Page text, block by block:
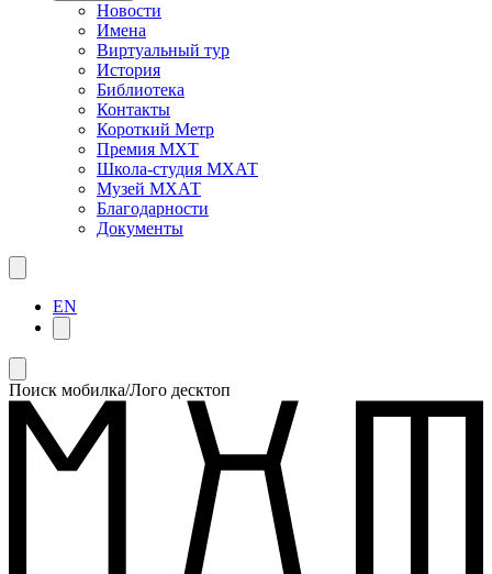
Новости
Имена
Виртуальный тур
История
Библиотека
Контакты
Короткий Метр
Премия МХТ
Школа-студия МХАТ
Музей МХАТ
Благодарности
Документы
EN
Поиск мобилка/Лого десктоп